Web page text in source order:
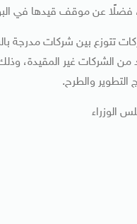
فضلًا عن موقف قيدها في
تتوزع بين شركات مدرجة
من الشركات غير المقيدة،
التطوير والطرح.
الوزراء